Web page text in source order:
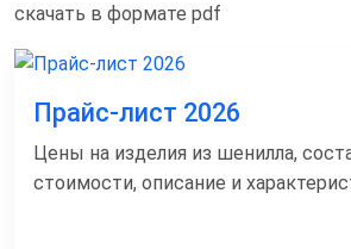
скачать в формате pdf
Прайс-лист 2026
Цены на изделия из шенилла,
стоимости, описание и